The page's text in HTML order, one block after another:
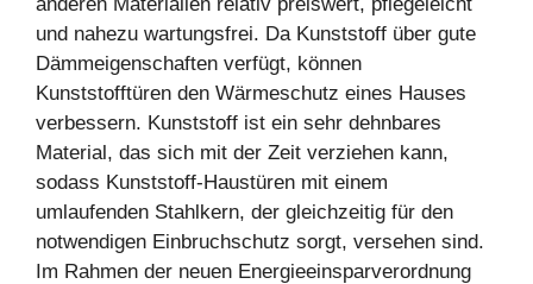
und nahezu wartungsfrei. Da Kunststoff über gute
Dämmeigenschaften verfügt, können
Kunststofftüren den Wärmeschutz eines Hauses
verbessern. Kunststoff ist ein sehr dehnbares
Material, das sich mit der Zeit verziehen kann,
sodass Kunststoff-Haustüren mit einem
umlaufenden Stahlkern, der gleichzeitig für den
notwendigen Einbruchschutz sorgt, versehen sind.
Im Rahmen der neuen Energieeinsparverordnung